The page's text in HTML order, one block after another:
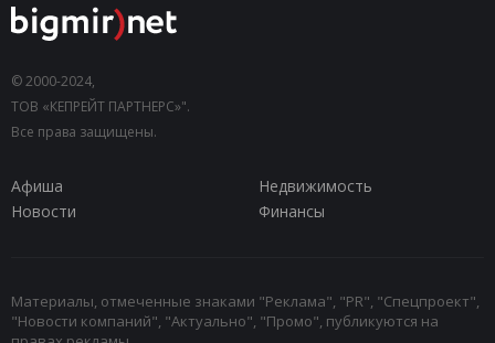
© 2000-2024,
ТОВ «КЕПРЕЙТ ПАРТНЕРС»".
Все права защищены.
Афиша
Недвижимость
Новости
Финансы
Материалы, отмеченные знаками "Реклама", "PR", "Спецпроект",
"Новости компаний", "Актуально", "Промо", публикуются на